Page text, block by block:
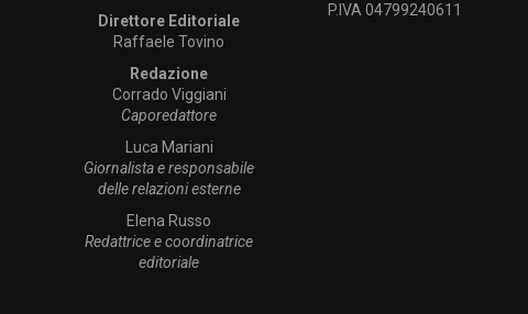
Direttore Editoriale
Raffaele Tovino
Redazione
Corrado Viggiani
Caporedattore
Luca Mariani
Giornalista e responsabile
delle relazioni esterne
Elena Russo
Redattrice e coordinatrice
editoriale
P.IVA 04799240611